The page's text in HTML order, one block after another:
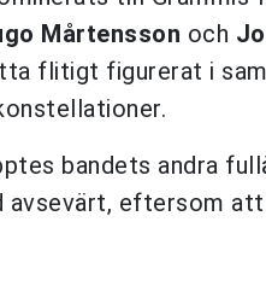
Mårtensson och
flitigt figurerat i
bandets andra
avsevärt, eftersom